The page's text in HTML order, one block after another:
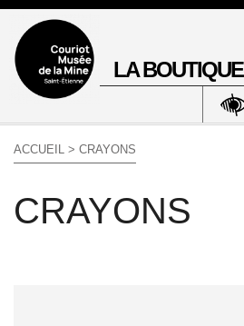
LA BOUTIQUE
ACCUEIL > CRAYONS
CRAYONS